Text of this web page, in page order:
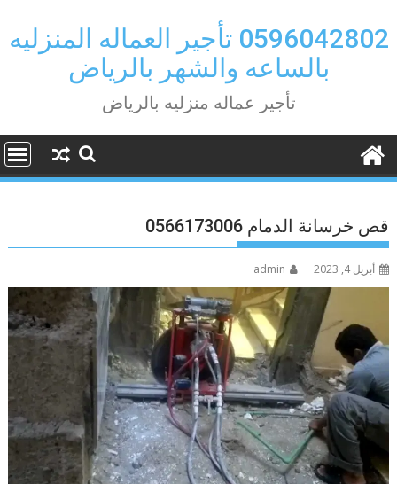
to
content
0596042802 تأجير العماله المنزليه
بالساعه والشهر بالرياض
تأجير عماله منزليه بالرياض
قص خرسانة الدمام 0566173006
أبريل 4, 2023 admin